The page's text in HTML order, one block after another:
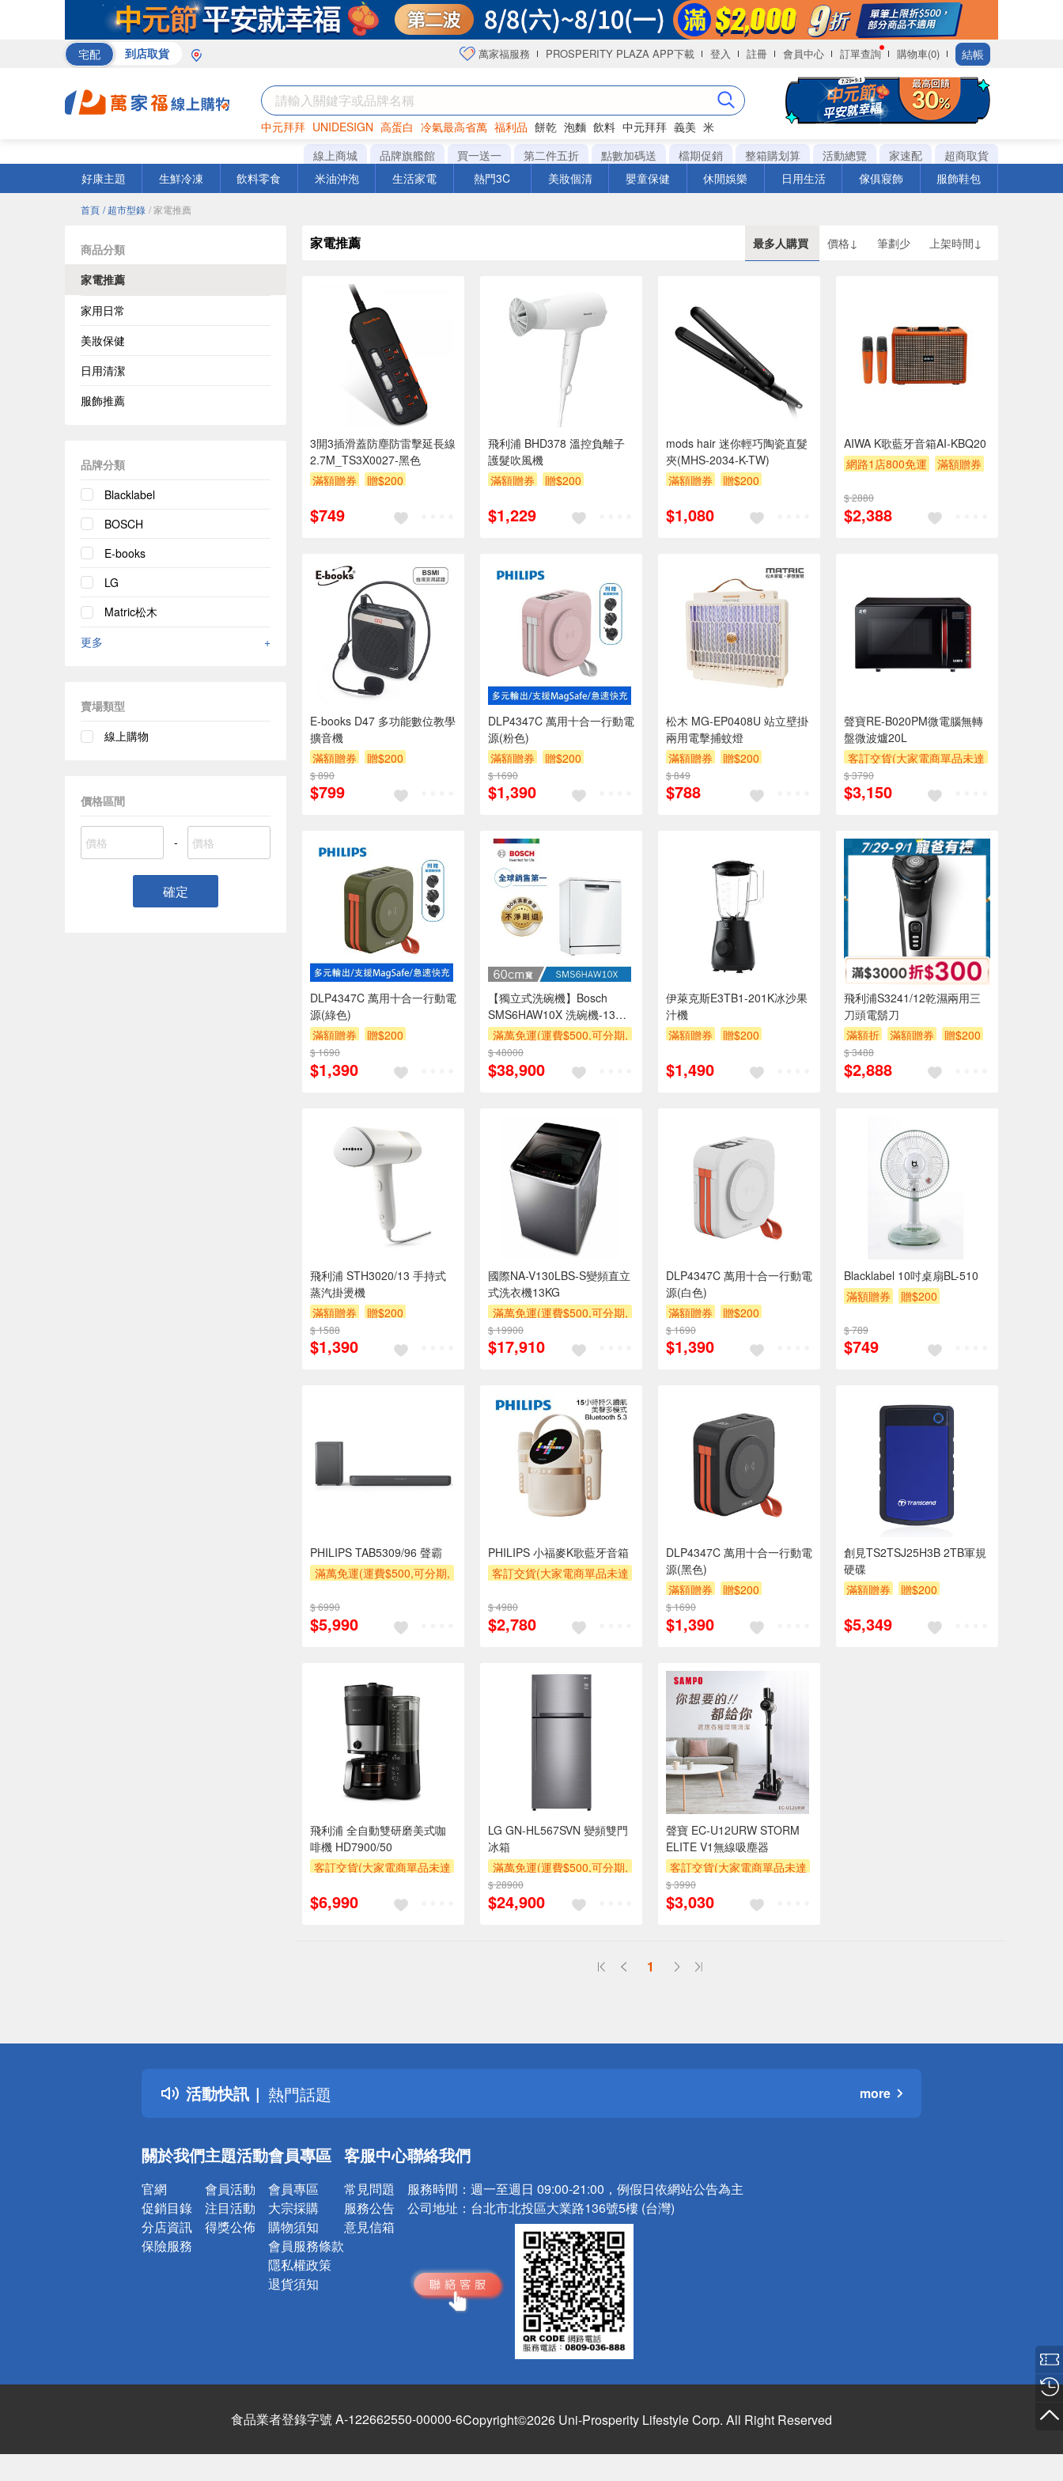
宅配 到店取貨 萬家福服務 PROSPERITY PLAZA APP下載 登入 註冊 會員中心 訂單查詢 購物車(0) 結帳
中元拜拜 UNIDESIGN 高蛋白 冷氣最高省萬 福利品 餅乾 泡麵 飲料 中元拜拜 義美 米
罐頭 海苔 洋芋片
線上商城 品牌旗艦館 買一送一 第二件五折 點數加碼送 檔期促銷 整箱購划算 活動總覽 家速配
超商取貨
好康主題
生鮮冷凍 飲料零食 米油沖泡 生活家電 熱門3C 美妝個清 嬰童保健 休閒娛樂 日用生活 傢俱寢飾 服飾鞋包
首頁 / 超市型錄 / 家電推薦
商品分類
家電推薦
家用日常
美妝保健
日用清潔
服飾推薦
品牌分類
Blacklabel
BOSCH
E-books
LG
Matric松木
更多
+
賣場類型
線上購物
價格區間
-
確定
家電推薦 最多人購買 價格↓ 筆劃少 上架時間↓
3開3插滑蓋防塵防雷擊延長線
2.7M_TS3X0027-黑色
滿額贈券
贈$200
$749
飛利浦 BHD378 溫控負離子
護髮吹風機
滿額贈券
贈$200
$1,229
mods hair 迷你輕巧陶瓷直髮
夾(MHS-2034-K-TW)
滿額贈券
贈$200
$1,080
AIWA K歌藍牙音箱AI-KBQ20
網路1店800免運
滿額贈券
$ 2880
$2,388
E-books D47 多功能數位教學
擴音機
滿額贈券
贈$200
$ 890
$799
DLP4347C 萬用十合一行動電
源(粉色)
滿額贈券
贈$200
$ 1690
$1,390
松木 MG-EP0408U 站立壁掛
兩用電擊捕蚊燈
滿額贈券
贈$200
$ 849
$788
聲寶RE-B020PM微電腦無轉
盤微波爐20L
客訂交貨(大家電商單品未達
萬元需加收$300-500,部分
安裝跨區費另計,實際收費以
$ 3790
$3,150
DLP4347C 萬用十合一行動電
源(綠色)
滿額贈券
贈$200
$ 1690
$1,390
【獨立式洗碗機】Bosch
SMS6HAW10X 洗碗機-13人
份/訂購後將由原廠與您預約
安裝時間
滿萬免運(運費$500,可分期,
安裝跨區費另計,單品未滿1
萬元及使用6期以上分期0利
$ 48000
$38,900
伊萊克斯E3TB1-201K冰沙果
汁機
滿額贈券
贈$200
$1,490
飛利浦S3241/12乾濕兩用三
刀頭電鬍刀
滿額折
滿額贈券 贈$200
$ 3488
$2,888
飛利浦 STH3020/13 手持式
蒸汽掛燙機
滿額贈券
贈$200
$ 1588
$1,390
國際NA-V130LBS-S變頻直立
式洗衣機13KG
滿萬免運(運費$500,可分期,
安裝跨區費另計,單品未滿1
萬元及使用6期以上分期0利
$ 19900
$17,910
DLP4347C 萬用十合一行動電
源(白色)
滿額贈券
贈$200
$ 1690
$1,390
Blacklabel 10吋桌扇BL-510
滿額贈券
贈$200
$ 789
$749
PHILIPS TAB5309/96 聲霸
滿萬免運(運費$500,可分期,
萬元及使用6期以上分期0利
率,需付基本安裝運費)
$ 6990
$5,990
PHILIPS 小福麥K歌藍牙音箱
客訂交貨(大家電商單品未達
安裝跨區費另計,實際收費以
專人聯絡報價為主)
$ 4980
$2,780
DLP4347C 萬用十合一行動電
源(黑色)
滿額贈券
贈$200
$ 1690
$1,390
創見TS2TSJ25H3B 2TB軍規
硬碟
滿額贈券
贈$200
$5,349
飛利浦 全自動雙研磨美式咖
啡機 HD7900/50
客訂交貨(大家電商單品未達
安裝跨區費另計,實際收費以
$6,990
LG GN-HL567SVN 變頻雙門
冰箱
滿萬免運(運費$500,可分期,
安裝跨區費另計,單品未滿1
萬元及使用6期以上分期0利
$ 28900
$24,900
聲寶 EC-U12URW STORM
ELITE V1無線吸塵器
客訂交貨(大家電商單品未達
萬元需加收$300-500,部分
安裝跨區費另計,實際收費以
$ 3990
$3,030
1
活動快訊
詐騙網頁！請小心！
得獎公告
熱門話題
銀行優惠
詐騙網頁！請小心！
more
關於我們
官網
促銷目錄
分店資訊
保險服務
主題活動
會員活動
注目活動
得獎公佈
會員專區
會員專區
大宗採購
購物須知
會員服務條款
隱私權政策
退貨須知
客服中心
常見問題
服務公告
意見信箱
聯絡我們
服務時間： 週一至週日 09:00-21:00，例假日依網站公告為主
公司地址： 台北市北投區大業路136號5樓 (台灣)
食品業者登錄字號 A-122662550-00000-6Copyright©2026 Uni-Prosperity Lifestyle Corp. All Right Reserved